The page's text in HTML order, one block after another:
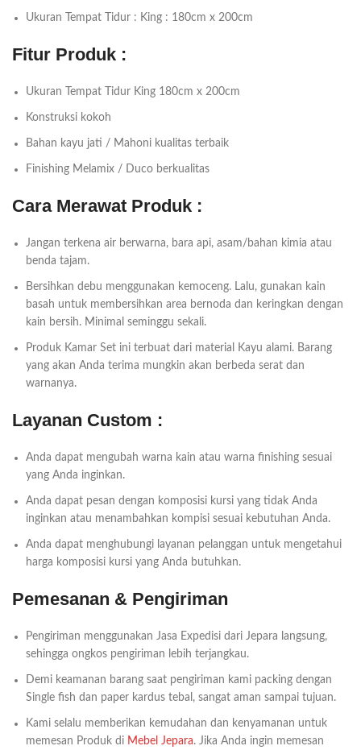
Ukuran Tempat Tidur : King : 180cm x 200cm
Fitur Produk :
Ukuran Tempat Tidur King 180cm x 200cm
Konstruksi kokoh
Bahan kayu jati / Mahoni kualitas terbaik
Finishing Melamix / Duco berkualitas
Cara Merawat Produk :
Jangan terkena air berwarna, bara api, asam/bahan kimia atau
benda tajam.
Bersihkan debu menggunakan kemoceng. Lalu, gunakan kain
basah untuk membersihkan area bernoda dan keringkan dengan
kain bersih. Minimal seminggu sekali.
Produk Kamar Set ini terbuat dari material Kayu alami. Barang
yang akan Anda terima mungkin akan berbeda serat dan
warnanya.
Layanan Custom :
Anda dapat mengubah warna kain atau warna finishing sesuai
yang Anda inginkan.
Anda dapat pesan dengan komposisi kursi yang tidak Anda
inginkan atau menambahkan kompisi sesuai kebutuhan Anda.
Anda dapat menghubungi layanan pelanggan untuk mengetahui
harga komposisi kursi yang Anda butuhkan.
Pemesanan & Pengiriman
Pengiriman menggunakan Jasa Expedisi dari Jepara langsung,
sehingga ongkos pengiriman lebih terjangkau.
Demi keamanan barang saat pengiriman kami packing dengan
Single fish dan paper kardus tebal, sangat aman sampai tujuan.
Kami selalu memberikan kemudahan dan kenyamanan untuk
memesan Produk di Mebel Jepara. Jika Anda ingin memesan